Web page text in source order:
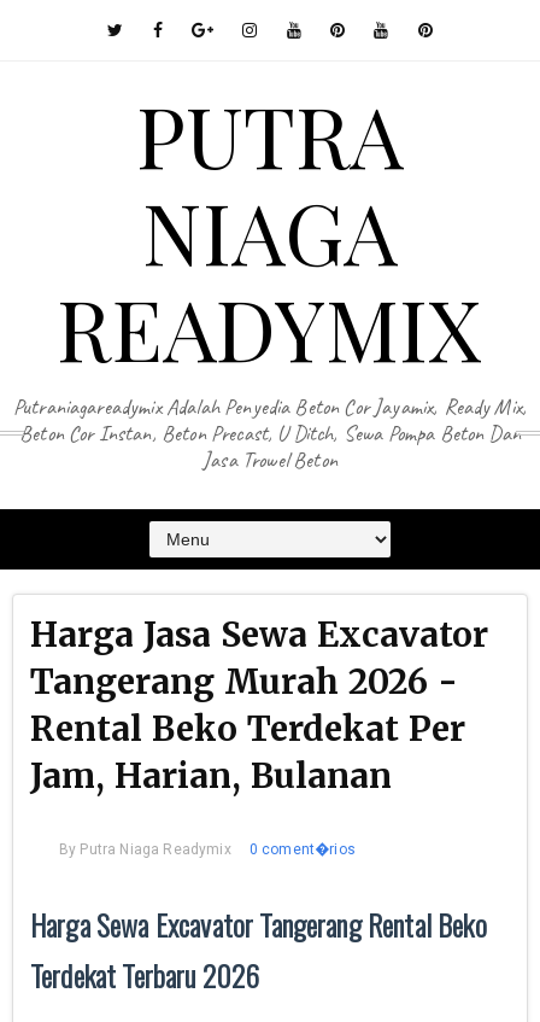
PUTRA
NIAGA
READYMIX
Putraniagareadymix Adalah Penyedia Beton Cor Jayamix, Ready Mix,
Beton Cor Instan, Beton Precast, U Ditch, Sewa Pompa Beton Dan
Jasa Trowel Beton
Harga Jasa Sewa Excavator
Tangerang Murah 2026 -
Rental Beko Terdekat Per
Jam, Harian, Bulanan
By Putra Niaga Readymix 0 coment�rios
Harga Sewa Excavator Tangerang Rental Beko
Terdekat Terbaru 2026